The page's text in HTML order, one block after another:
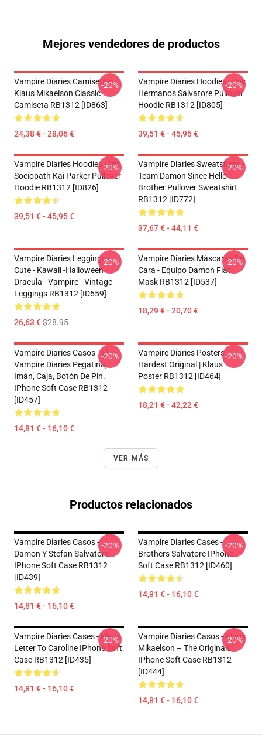
Mejores vendedores de productos
Vampire Diaries Camisetas-
Klaus Mikaelson Classic
Camiseta RB1312 [ID863]
24,38 € - 28,06 €
-20%
Vampire Diaries Hoodies - Los
Hermanos Salvatore Pullover
Hoodie RB1312 [ID805]
39,51 € - 45,95 €
-20%
Vampire Diaries Hoodies - I'm
Sociopath Kai Parker Pullover
Hoodie RB1312 [ID826]
39,51 € - 45,95 €
-20%
Vampire Diaries Sweatshirts -
Team Damon Since Hello
Brother Pullover Sweatshirt
RB1312 [ID772]
37,67 € - 44,11 €
-20%
Vampire Diaries Leggings -
Cute - Kawaii -Halloween -
Dracula - Vampire - Vintage
Leggings RB1312 [ID559]
26,63 €$28.95
-20%
Vampire Diaries Máscaras De
Cara - Equipo Damon Flat
Mask RB1312 [ID537]
18,29 € - 20,70 €
-20%
Vampire Diaries Casos - El
Vampire Diaries Pegatina,
Imán, Caja, Botón De Pin.
IPhone Soft Case RB1312
[ID457]
14,81 € - 16,10 €
-20%
Vampire Diaries Posters -
Hardest Original | Klaus
Poster RB1312 [ID464]
18,21 € - 42,22 €
-20%
VER MÁS
Productos relacionados
Vampire Diaries Casos -
Damon Y Stefan Salvatore
IPhone Soft Case RB1312
[ID439]
14,81 € - 16,10 €
-20%
Vampire Diaries Cases -
Brothers Salvatore IPhone
Soft Case RB1312 [ID460]
14,81 € - 16,10 €
-20%
Vampire Diaries Cases - Klaus
Letter To Caroline IPhone Soft
Case RB1312 [ID435]
14,81 € - 16,10 €
-20%
Vampire Diaries Casos - Klaus
Mikaelson – The Originals
IPhone Soft Case RB1312
[ID444]
14,81 € - 16,10 €
-20%